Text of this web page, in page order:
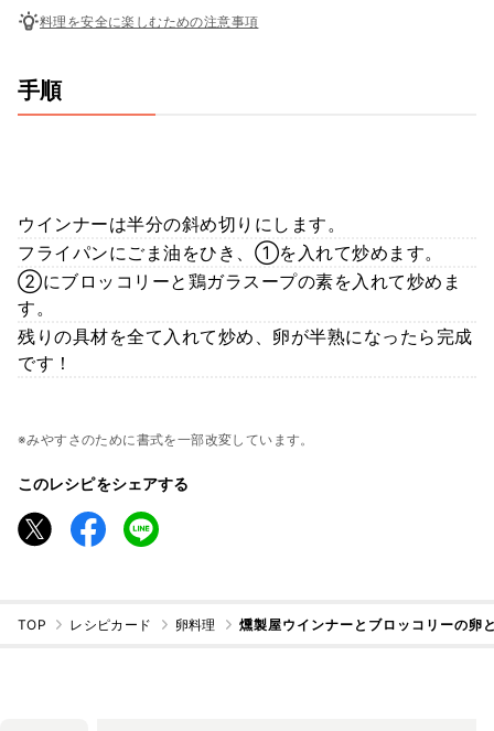
料理を安全に楽しむための注意事項
手順
ウインナーは半分の斜め切りにします。
フライパンにごま油をひき、①を入れて炒めます。
②にブロッコリーと鶏ガラスープの素を入れて炒めま
す。
残りの具材を全て入れて炒め、卵が半熟になったら完成
です！
※みやすさのために書式を一部改変しています。
このレシピをシェアする
TOP レシピカード 卵料理 燻製屋ウインナーとブロッコリーの卵